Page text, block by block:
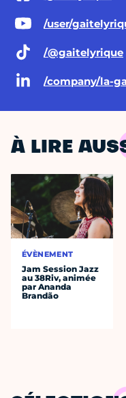
/user/
/@gaitelyrique
/company/la-
À LIRE
ÉVÈNEMENT
Jam Session Jazz
au 38Riv, animée
par Ananda
Brandão